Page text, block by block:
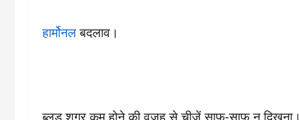
हार्मोनलबदलाव।
ब्लड शुगर कम होने की वजह से चीजें साफ-साफ न दिखना।